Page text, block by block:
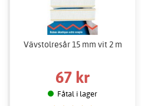
Vävstolresår 15 mm vit 2 m
67 kr
Fåtal i lager